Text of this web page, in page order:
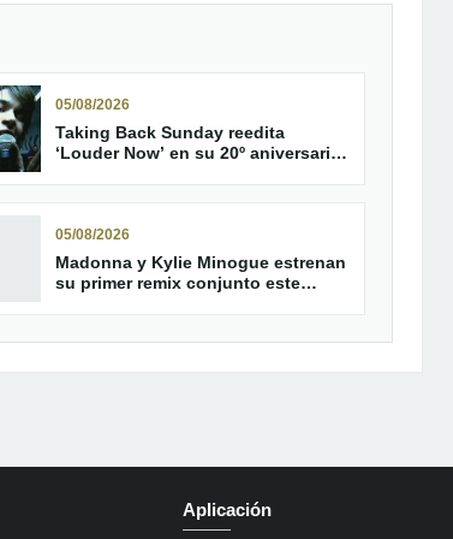
05/08/2026
Taking Back Sunday reedita
‘Louder Now’ en su 20º aniversario
05/08/2026
Madonna y Kylie Minogue estrenan
su primer remix conjunto este
Aplicación